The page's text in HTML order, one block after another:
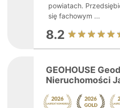
powiatach.
się fachowym ...
8.2
GEOHOUSE
Nieruchomości